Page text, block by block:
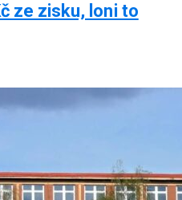
ze zisku, loni to